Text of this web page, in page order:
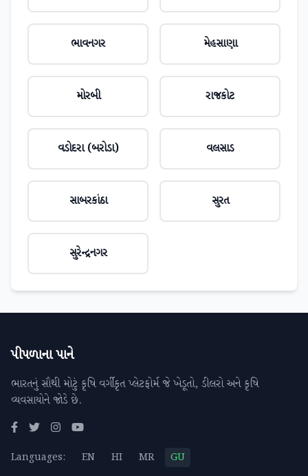
ભાવનગર મેહસાણા
મોરબી રાજકોટ
વડોદરા (બરોડા) વલસાડ
સાબરકાંઠા સુરત
સુરેન્દ્રનગર
પીપળાના પાને
ભારતનું સૌથી મોટું કૃષિ વર્ગીકૃત પ્લેટફોર્મ જે ખેડૂતો, ડીલરો અને કૃષિ
વ્યવસાયોને જોડે છે.
Languages: EN HI MR GU